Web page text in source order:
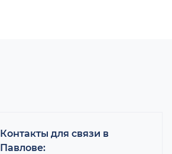
Контакты для связи в
Павлове: